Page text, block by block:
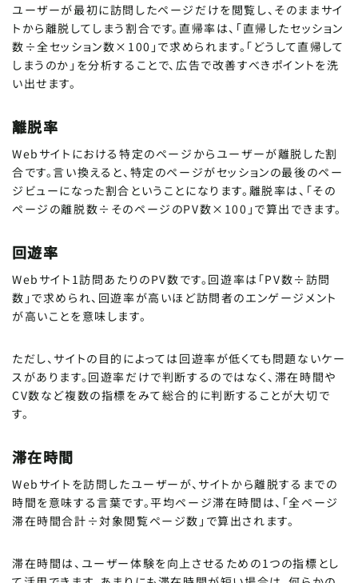
ユーザーが最初に訪問したページだけを閲覧し、そのままサイ
トから離脱してしまう割合です。直帰率は、「直帰したセッション
数÷全セッション数×100」で求められます。「どうして直帰して
しまうのか」を分析することで、広告で改善すべきポイントを洗
い出せます。
離脱率
Webサイトにおける特定のページからユーザーが離脱した割
合です。言い換えると、特定のページがセッションの最後のペー
ジビューになった割合ということになります。離脱率は、「その
ページの離脱数÷そのページのPV数×100」で算出できます。
回遊率
Webサイト1訪問あたりのPV数です。回遊率は「PV数÷訪問
数」で求められ、回遊率が高いほど訪問者のエンゲージメント
が高いことを意味します。
ただし、サイトの目的によっては回遊率が低くても問題ないケー
スがあります。回遊率だけで判断するのではなく、滞在時間や
CV数など複数の指標をみて総合的に判断することが大切で
す。
滞在時間
Webサイトを訪問したユーザーが、サイトから離脱するまでの
時間を意味する言葉です。平均ページ滞在時間は、「全ページ
滞在時間合計÷対象閲覧ページ数」で算出されます。
滞在時間は、ユーザー体験を向上させるための1つの指標とし